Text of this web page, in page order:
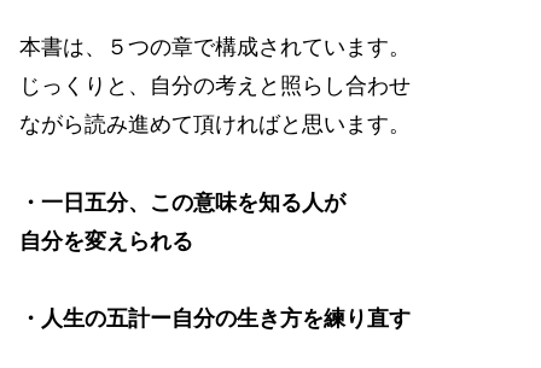
本書は、５つの章で構成されています。
じっくりと、自分の考えと照らし合わせ
ながら読み進めて頂ければと思います。
・一日五分、この意味を知る人が
自分を変えられる
・人生の五計ー自分の生き方を練り直す